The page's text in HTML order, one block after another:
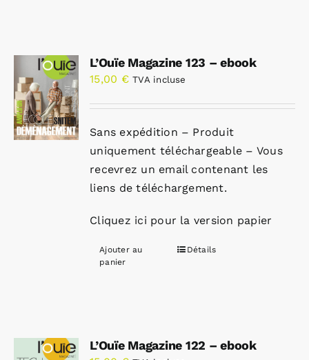
L’Ouïe Magazine 123 – ebook
15,00 € TVA incluse
Sans expédition – Produit
uniquement téléchargeable – Vous
recevrez un email contenant les
liens de téléchargement.
Cliquez ici pour la version papier
Ajouter au
panier
Détails
L’Ouïe Magazine 122 – ebook